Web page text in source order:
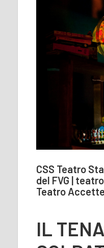
CSS Teatro
del FVG |
Teatro
IL